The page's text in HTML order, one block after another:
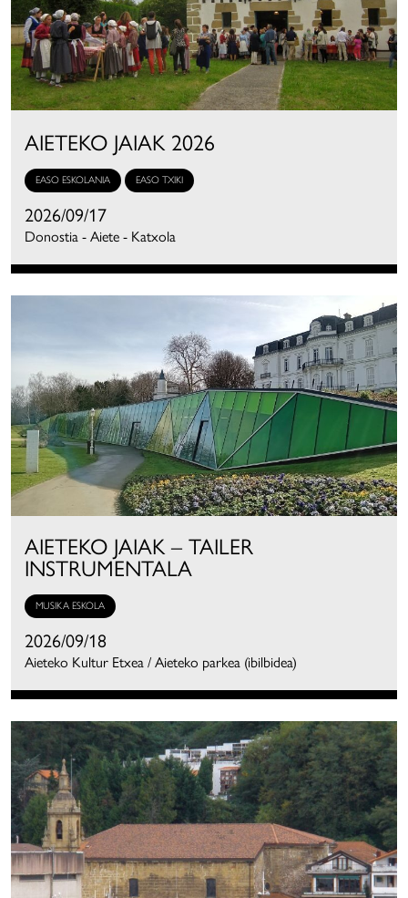
AIETEKO JAIAK 2026
EASO ESKOLANIA EASO TXIKI
2026/09/17
Donostia - Aiete - Katxola
AIETEKO JAIAK – TAILER
INSTRUMENTALA
MUSIKA ESKOLA
2026/09/18
Aieteko Kultur Etxea / Aieteko parkea (ibilbidea)